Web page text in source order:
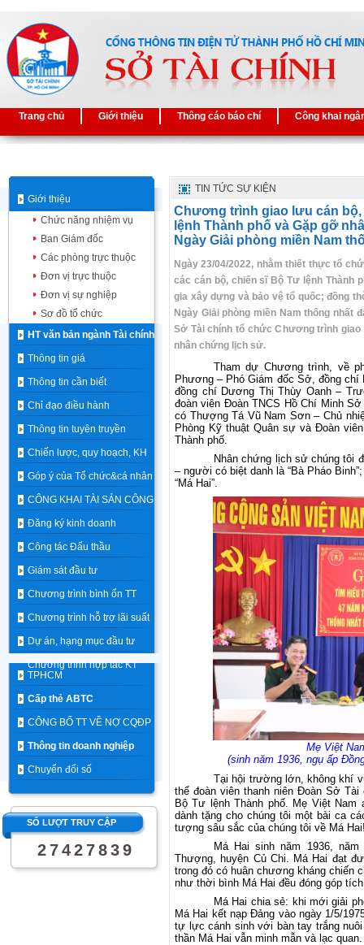
Trang chủ Giới thiệu Thông cáo báo chí Công khai
Giới thiệu
Chức năng nhiệm vụ
Ban Giám đốc
Các phòng trực thuộc
Đơn vị trực thuộc
Đơn vị sự nghiệp
Sơ đồ tổ chức
HT văn bản ngành Tài chính
Thông tin giá
Thông tin cần biết
Chỉ đạo điều hành
Thông tin tuyên truyền
Chiến lược, quy hoạch, KH
Góp ý của Tổ chức&cá nhân
CÔNG KHAI TÀI SẢN CÔNG
Đăng ký kinh doanh
Công tác Đấu thầu
Giám sát đầu tư
Chương trình bình ổn TT
Chương trình hỗ trợ lãi suất
Dự án, hạng mục đầu tư
Chương trình hợp tác KT
TPHCM
Cấp thẻ ABTC
CÔNG BỐ TT VỀ NỢ CQĐP
Thông tin doanh nghiệp
Chuyển đổi số
SỐ LƯỢT TRUY CẬP
2 7 4 2 7 8 3 9
TIN TỨC SỰ KIỆN
Chương trình giao lưu cán
lệnh Thành phố và Gặp gỡ
Ngày Giải phòng miền Nam
Ngày 23/04/2022, nhằm thiết thực tổ
các cán bộ, chiến sĩ Bộ Tư lệnh Thành
gia xây dựng và bảo vệ tổ quốc; đồng
Ngày Giải phòng miền Nam thống nhất
Sở Tài chính tổ chức Chương trình
nhân chứng lịch sử.
Tham dự Chương trình, về
Phương – Phó Giám đốc Sở, đồng chí
đồng chí Dương Thị Thùy Oanh –
đoàn viên Đoàn TNCS Hồ Chí Minh
có Thượng Tá Vũ Nam Sơn – Chủ
Phòng Kỹ thuật Quân sự và Đoàn
Thành phố.
Nhân chứng lịch sử chúng tôi
– người có biệt danh là “Bà Pháo
“Má Hai”.
Mẹ Việt
(sinh năm 1936, ngụ ấp
Tại hội trường lớn, không khí
thể đoàn viên thanh niên Đoàn Sở
Bộ Tư lệnh Thành phố. Mẹ Việt Nam
dành tặng cho chúng tôi một bài ca
tượng sâu sắc của chúng tôi về Má
Má Hai sinh năm 1936,
Thượng, huyện Củ Chi. Má Hai đạt
trong đó có huân chương kháng chiến
như thời bình Má Hai đều đóng góp
Má Hai chia sẻ: khi mới giải
Má Hai kết nạp Đảng vào ngày 1/5/
tự lực cánh sinh với bàn tay trắng
thần Má Hai vẫn minh mẫn và lạc quan.